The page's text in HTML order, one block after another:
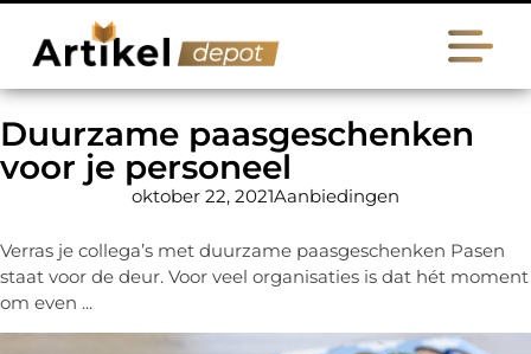
Duurzame paasgeschenken
voor je personeel
oktober 22, 2021Aanbiedingen
Verras je collega’s met duurzame paasgeschenken Pasen
staat voor de deur. Voor veel organisaties is dat hét moment
om even ...